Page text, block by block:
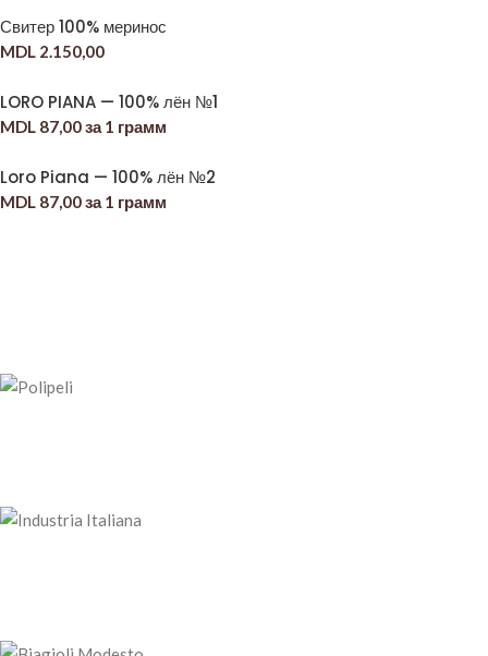
Свитер 100% меринос
MDL 2.150,00
LORO PIANA — 100% лён №1
MDL 87,00за 1 грамм
Loro Piana — 100% лён №2
MDL 87,00за 1 грамм